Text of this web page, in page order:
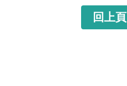
回上頁